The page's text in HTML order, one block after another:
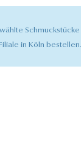
in Köln bestellen.